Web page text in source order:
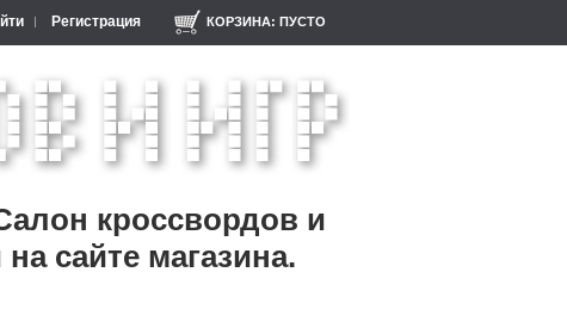
КОРЗИНА: ПУСТО
Регистрация
кроссвордов и
сайте магазина.